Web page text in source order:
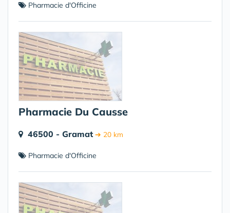
Pharmacie d'Officine
Pharmacie Du Causse
46500 - Gramat ➔ 20 km
Pharmacie d'Officine